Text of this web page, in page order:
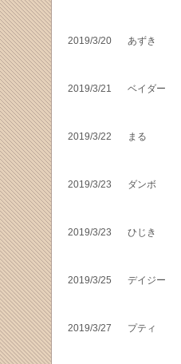
2019/3/20 あずき
2019/3/21 ベイダー
2019/3/22 まる
2019/3/23 ダンボ
2019/3/23 ひじき
2019/3/25 デイジー
2019/3/27 プティ